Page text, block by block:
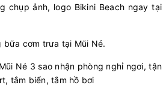
chụp ảnh, logo Bikini Beach ngay tại
bữa cơm trưa tại Mũi Né.
Né 3 sao nhận phòng nghỉ ngơi, tận
tắm biển, tắm hồ bơi